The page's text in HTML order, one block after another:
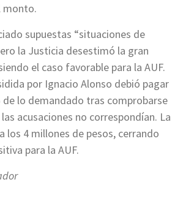
monto.
supuestas “situaciones de
la Justicia desestimó la gran
el caso favorable para la AUF.
por Ignacio Alonso debió pagar
lo demandado tras comprobarse
acusaciones no correspondían. La
los 4 millones de pesos, cerrando
para la AUF.